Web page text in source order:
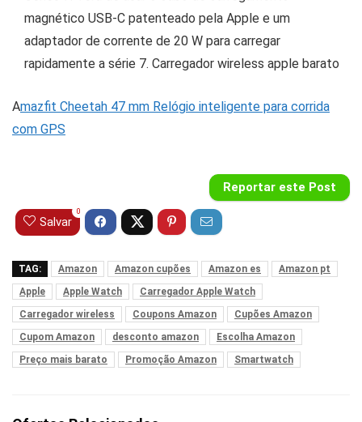
magnético USB-C patenteado pela Apple e um
adaptador de corrente de 20 W para carregar
rapidamente a série 7. Carregador wireless apple barato
Amazfit Cheetah 47 mm Relógio inteligente para corrida
com GPS
Reportar este Post
Salvar
0
TAG: Amazon Amazon cupões Amazon es
Amazon pt
Apple
Apple Watch
Carregador Apple Watch
Carregador wireless
Coupons Amazon
Cupões Amazon
Cupom Amazon
desconto amazon
Escolha Amazon
Preço mais barato
Promoção Amazon Smartwatch